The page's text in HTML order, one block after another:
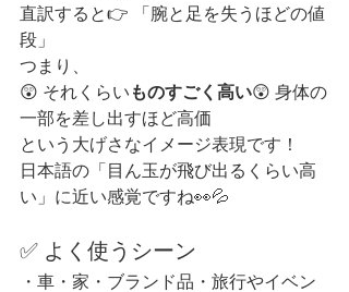
直訳すると👉 「腕と足を失うほどの値
段」
つまり、
😲 それくらい ものすごく高い😲 身体の
一部を差し出すほど高価
という大げさなイメージ表現です！
日本語の「目ん玉が飛び出るくらい高
い」に近い感覚ですね👀💦
✅ よく使うシーン
・車・家・ブランド品・旅行やイベン